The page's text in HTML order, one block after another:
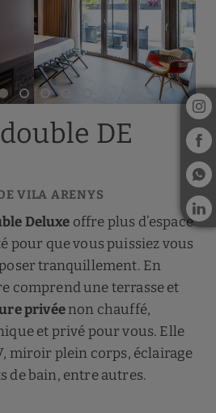
DE
VILA ARENYS
Deluxe offre plus d’espace
pour que vous puissiez vous
tranquillement. En
comprend une terrasse et
privéenon chauffé,
et privé pour vous. Elle
miroir plein corps, éclairage
de bain, entre autres.